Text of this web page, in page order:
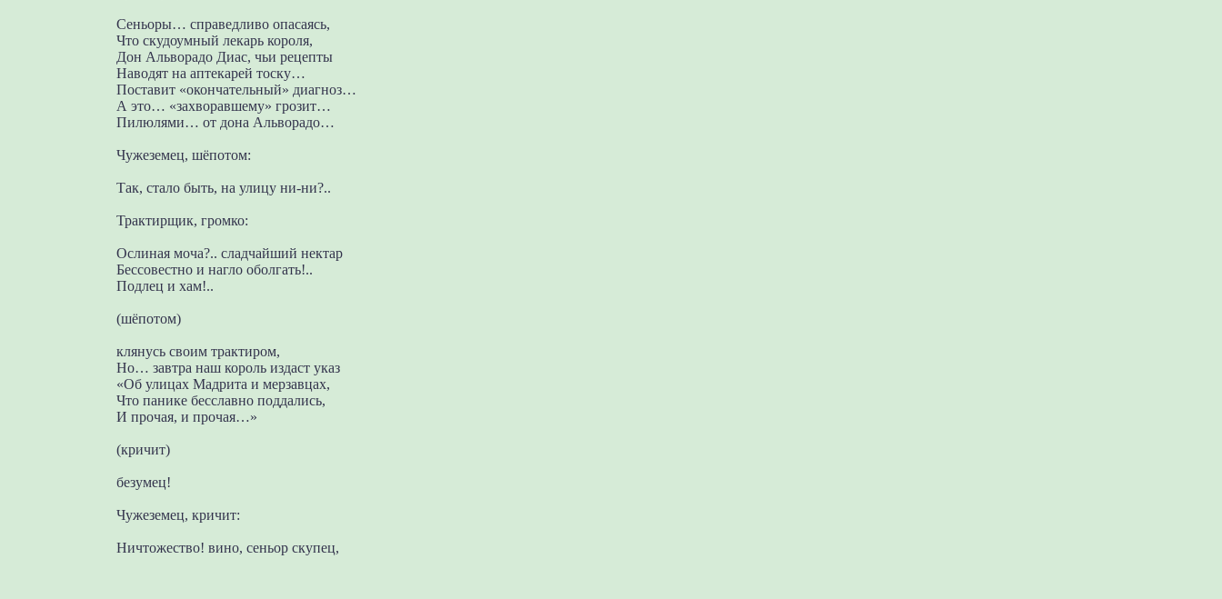
Сеньоры… справедливо опасаясь,
Что скудоумный лекарь короля,
Дон Альворадо Диас, чьи рецепты
Наводят на аптекарей тоску…
Поставит «окончательный» диагноз…
А это… «захворавшему» грозит…
Пилюлями… от дона Альворадо…
Чужеземец, шёпотом:
Так, стало быть, на улицу ни-ни?..
Трактирщик, громко:
Ослиная моча?.. сладчайший нектар
Бессовестно и нагло оболгать!..
Подлец и хам!..
(шёпотом)
клянусь своим трактиром,
Но… завтра наш король издаст указ
«Об улицах Мадрита и мерзавцах,
Что панике бесславно поддались,
И прочая, и прочая…»
(кричит)
безумец!
Чужеземец, кричит:
Ничтожество! вино, сеньор скупец,